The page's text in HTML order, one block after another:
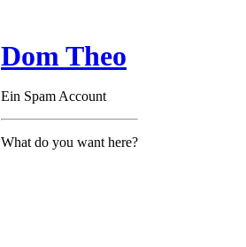
Dom Theo
Ein Spam Account
What do you want here?